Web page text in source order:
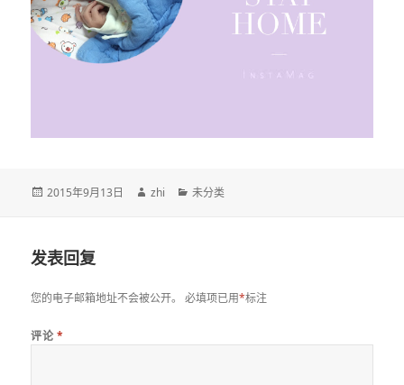
发
2015年9月13日
作
zhi
分
未分类
发表回复
您的电子邮箱地址不会被公开。 必填项已用*标注
评论 *